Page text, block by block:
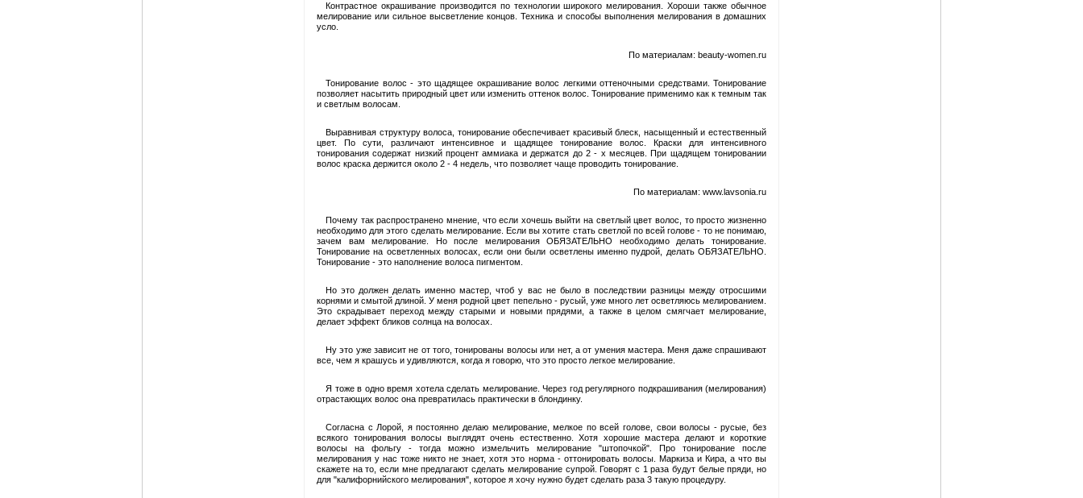
Контрастное окрашивание производится по технологии широкого мелирования. Хороши также обычное
мелирование или сильное высветление концов. Техника и способы выполнения мелирования в домашних
усло.
По материалам: beauty-women.ru
Тонирование волос - это щадящее окрашивание волос легкими оттеночными средствами. Тонирование
позволяет насытить природный цвет или изменить оттенок волос. Тонирование применимо как к темным так
и светлым волосам.
Выравнивая структуру волоса, тонирование обеспечивает красивый блеск, насыщенный и естественный
цвет. По сути, различают интенсивное и щадящее тонирование волос. Краски для интенсивного
тонирования содержат низкий процент аммиака и держатся до 2 - х месяцев. При щадящем тонировании
волос краска держится около 2 - 4 недель, что позволяет чаще проводить тонирование.
По материалам: www.lavsonia.ru
Почему так распространено мнение, что если хочешь выйти на светлый цвет волос, то просто жизненно
необходимо для этого сделать мелирование. Если вы хотите стать светлой по всей голове - то не понимаю,
зачем вам мелирование. Но после мелирования ОБЯЗАТЕЛЬНО необходимо делать тонирование.
Тонирование на осветленных волосах, если они были осветлены именно пудрой, делать ОБЯЗАТЕЛЬНО.
Тонирование - это наполнение волоса пигментом.
Но это должен делать именно мастер, чтоб у вас не было в последствии разницы между отросшими
корнями и смытой длиной. У меня родной цвет пепельно - русый, уже много лет осветляюсь мелированием.
Это скрадывает переход между старыми и новыми прядями, а также в целом смягчает мелирование,
делает эффект бликов солнца на волосах.
Ну это уже зависит не от того, тонированы волосы или нет, а от умения мастера. Меня даже спрашивают
все, чем я крашусь и удивляются, когда я говорю, что это просто легкое мелирование.
Я тоже в одно время хотела сделать мелирование. Через год регулярного подкрашивания (мелирования)
отрастающих волос она превратилась практически в блондинку.
Согласна с Лорой, я постоянно делаю мелирование, мелкое по всей голове, свои волосы - русые, без
всякого тонирования волосы выглядят очень естественно. Хотя хорошие мастера делают и короткие
волосы на фольгу - тогда можно измельчить мелирование "штопочкой". Про тонирование после
мелирования у нас тоже никто не знает, хотя это норма - оттонировать волосы. Маркиза и Кира, а что вы
скажете на то, если мне предлагают сделать мелирование супрой. Говорят с 1 раза будут белые пряди, но
для "калифорнийского мелирования", которое я хочу нужно будет сделать раза 3 такую процедуру.